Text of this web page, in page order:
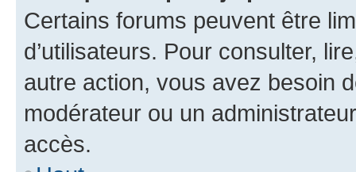
Certains forums peuvent être
d’utilisateurs. Pour consulter,
autre action, vous avez besoin
modérateur ou un
accès.